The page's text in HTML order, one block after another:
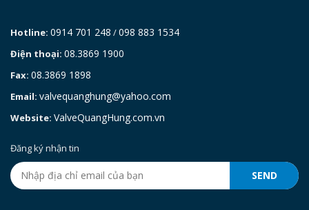
Hotline: 0914 701 248 /098 883 1534
Điện thoại: 08.3869 1900
Fax: 08.3869 1898
Email: valvequanghung@yahoo.com
Website: ValveQuangHung.com.vn
Đăng ký nhận tin
SEND